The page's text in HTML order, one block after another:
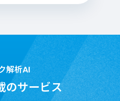
解析AI
のサービス